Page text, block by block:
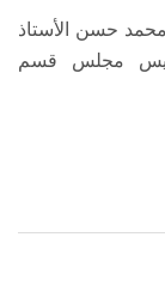
حسن الأستاذ
رئيس مجلس قسم